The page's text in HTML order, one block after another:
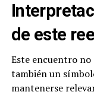
de este
Este encuentro no
también un
mantenerse